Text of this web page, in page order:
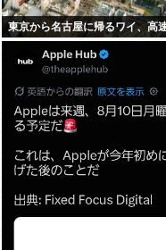
東京から名古屋に帰るワイ、高